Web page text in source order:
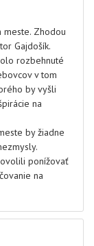
meste. Zhodou
Gajdošík.
rozbehnuté
v tom
by vyšli
na
by žiadne
ponížovať
na